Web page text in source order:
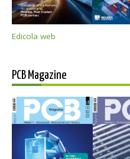
Edicola web
PCB Magazine